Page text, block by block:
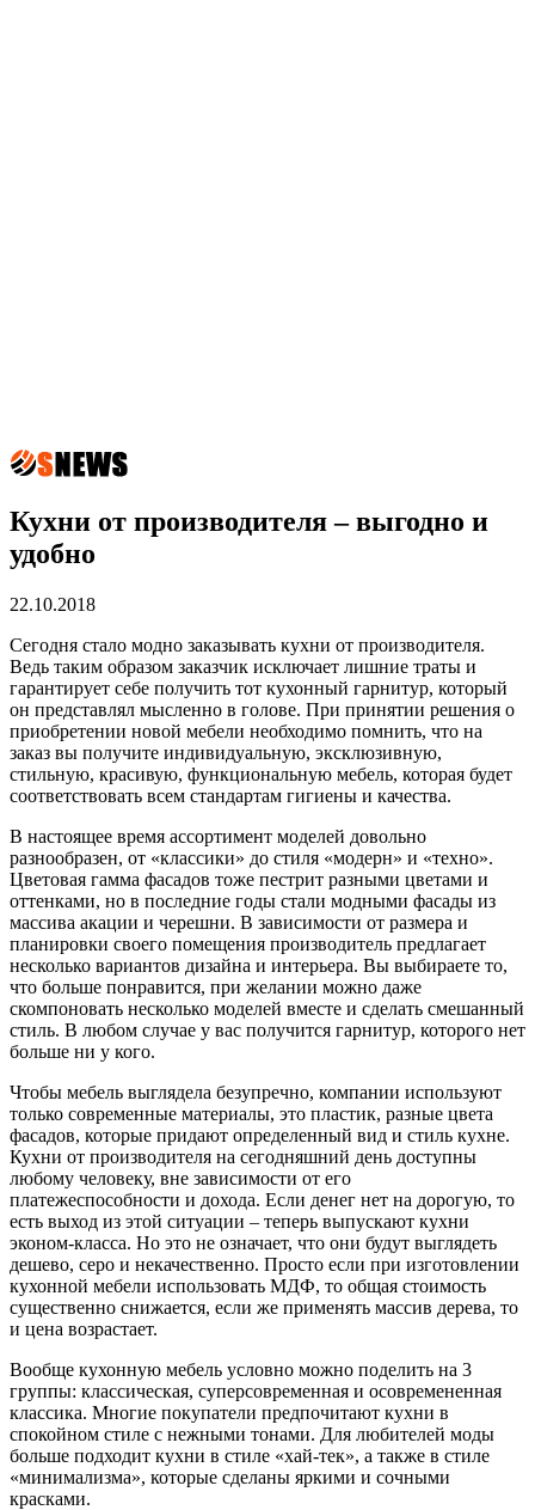
Кухни от производителя – выгодно и
удобно
22.10.2018
Сегодня стало модно заказывать кухни от производителя.
Ведь таким образом заказчик исключает лишние траты и
гарантирует себе получить тот кухонный гарнитур, который
он представлял мысленно в голове. При принятии решения о
приобретении новой мебели необходимо помнить, что на
заказ вы получите индивидуальную, эксклюзивную,
стильную, красивую, функциональную мебель, которая будет
соответствовать всем стандартам гигиены и качества.
В настоящее время ассортимент моделей довольно
разнообразен, от «классики» до стиля «модерн» и «техно».
Цветовая гамма фасадов тоже пестрит разными цветами и
оттенками, но в последние годы стали модными фасады из
массива акации и черешни. В зависимости от размера и
планировки своего помещения производитель предлагает
несколько вариантов дизайна и интерьера. Вы выбираете то,
что больше понравится, при желании можно даже
скомпоновать несколько моделей вместе и сделать смешанный
стиль. В любом случае у вас получится гарнитур, которого нет
больше ни у кого.
Чтобы мебель выглядела безупречно, компании используют
только современные материалы, это пластик, разные цвета
фасадов, которые придают определенный вид и стиль кухне.
Кухни от производителя на сегодняшний день доступны
любому человеку, вне зависимости от его
платежеспособности и дохода. Если денег нет на дорогую, то
есть выход из этой ситуации – теперь выпускают кухни
эконом-класса. Но это не означает, что они будут выглядеть
дешево, серо и некачественно. Просто если при изготовлении
кухонной мебели использовать МДФ, то общая стоимость
существенно снижается, если же применять массив дерева, то
и цена возрастает.
Вообще кухонную мебель условно можно поделить на 3
группы: классическая, суперсовременная и осовремененная
классика. Многие покупатели предпочитают кухни в
спокойном стиле с нежными тонами. Для любителей моды
больше подходит кухни в стиле «хай-тек», а также в стиле
«минимализма», которые сделаны яркими и сочными
красками.